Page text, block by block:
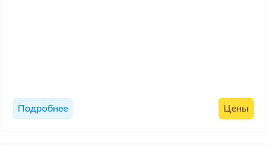
Подробнее Цены